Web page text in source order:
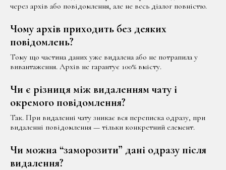
через архів або повідомлення, але не весь діалог повністю.
Чому архів приходить без деяких
повідомлень?
Тому що частина даних уже видалена або не потрапила у
вивантаження. Архів не гарантує 100% вмісту.
Чи є різниця між видаленням чату і
окремого повідомлення?
Так. При видаленні чату зникає вся переписка одразу, при
видаленні повідомлення — тільки конкретний елемент.
Чи можна “заморозити” дані одразу після
видалення?